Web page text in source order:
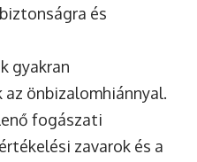
és
gyakran
önbizalomhiánnyal.
fogászati
zavarok és a